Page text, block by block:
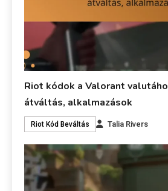
Riot kódok a Valorant
átváltás, alkalmazások
Riot Kód Beváltás Talia Rivers